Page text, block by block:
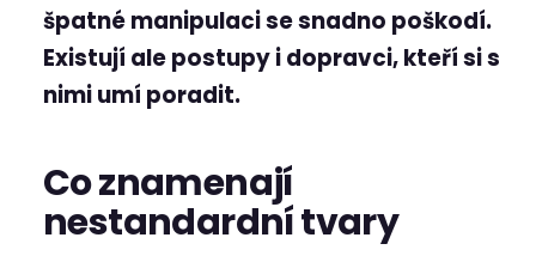
špatné manipulaci se snadno poškodí.
Existují ale postupy i dopravci, kteří si s
nimi umí poradit.
Co znamenají
nestandardní tvary